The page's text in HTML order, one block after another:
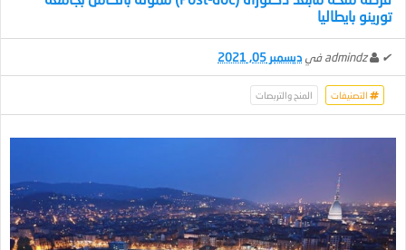
تورينو بايطاليا
✔
admindz في ديسمبر 05, 2021
التصنيفات المنح والتربصات